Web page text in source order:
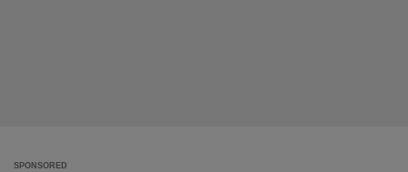
SPONSORED